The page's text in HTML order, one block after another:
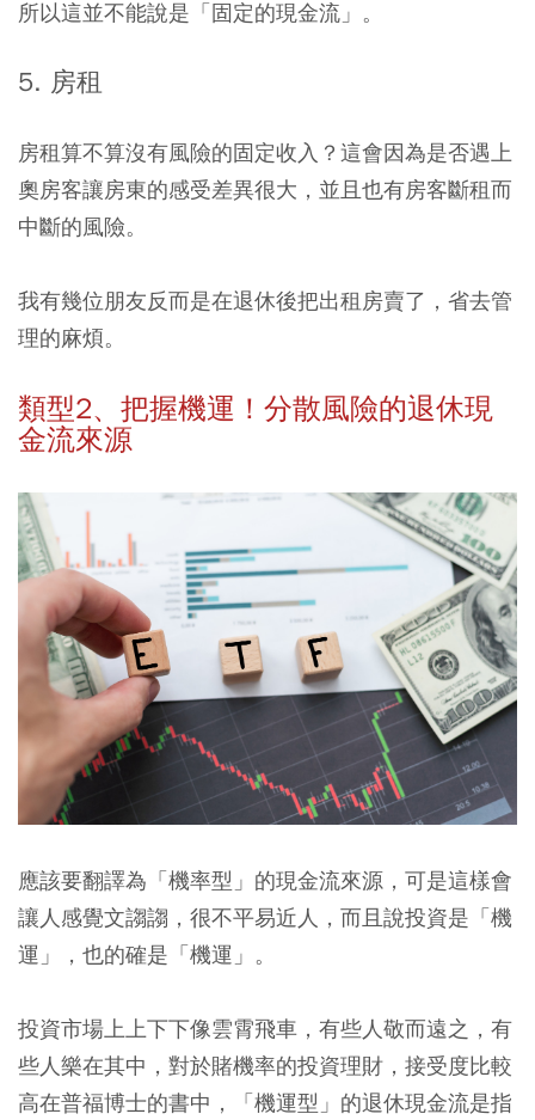
所以這並不能說是「固定的現金流」。
5. 房租
房租算不算沒有風險的固定收入？這會因為是否遇上
奧房客讓房東的感受差異很大，並且也有房客斷租而
中斷的風險。
我有幾位朋友反而是在退休後把出租房賣了，省去管
理的麻煩。
類型2、把握機運！分散風險的退休現
金流來源
應該要翻譯為「機率型」的現金流來源，可是這樣會
讓人感覺文謅謅，很不平易近人，而且說投資是「機
運」，也的確是「機運」。
投資市場上上下下像雲霄飛車，有些人敬而遠之，有
些人樂在其中，對於賭機率的投資理財，接受度比較
高在普福博士的書中，「機運型」的退休現金流是指